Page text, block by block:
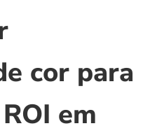
cor para
em